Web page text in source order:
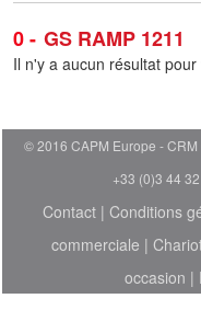
0 GS RAMP 1211
Il n'y a aucun résultat
© 2016 CAPM Europe
CRM
+33 (0)3 44
Contact | Conditions
commerciale |
occasion |